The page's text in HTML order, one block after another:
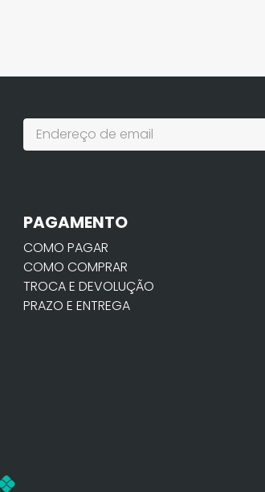
PAGAMENTO
COMO PAGAR
COMO COMPRAR
TROCA E DEVOLUÇÃO
PRAZO E ENTREGA